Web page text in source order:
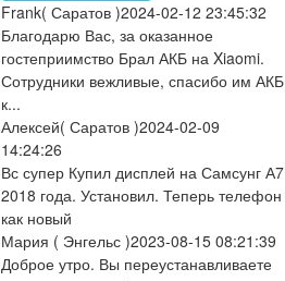
Frank( Саратов )2024-02-12 23:45:32
Благодарю Вас, за оказанное
гостеприимство Брал АКБ на Xiaomi.
Сотрудники вежливые, спасибо им АКБ
к...
Алексей( Саратов )2024-02-09
14:24:26
Вс супер Купил дисплей на Самсунг А7
2018 года. Установил. Теперь телефон
как новый
Мария ( Энгельс )2023-08-15 08:21:39
Доброе утро. Вы переустанавливаете